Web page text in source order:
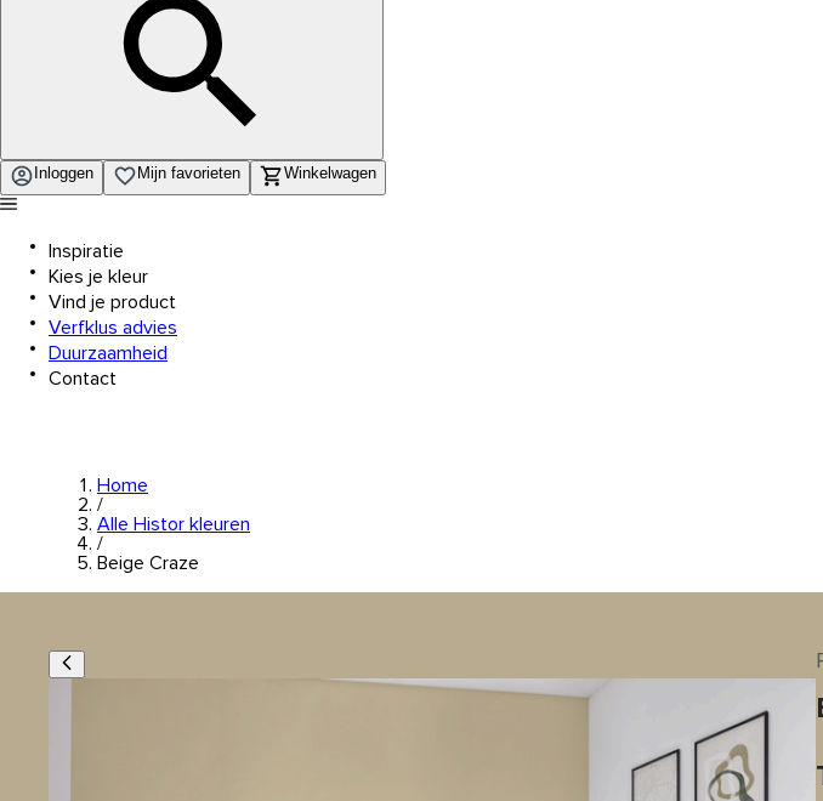
Inloggen Mijn favorieten Winkelwagen
Inspiratie
Kies je kleur
Vind je product
Verfklus advies
Duurzaamheid
Contact
Home
/
Alle Histor kleuren
/
Beige Craze